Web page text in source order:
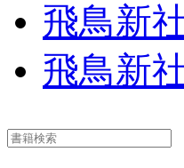
飛鳥新
飛鳥新